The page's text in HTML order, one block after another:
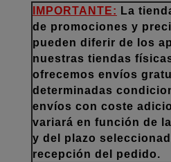
IMPORTANTE: La
de promociones y
pueden diferir de los
nuestras tiendas
ofrecemos envíos
determinadas
envíos con coste
variará en función de
y del plazo
recepción del pedido.